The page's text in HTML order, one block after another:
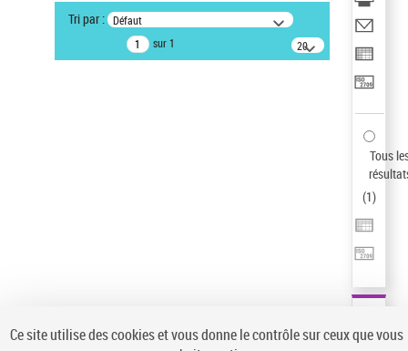
Type de notice d'autorité
Titre uniforme musical
Pays
Tri par : Défaut
sur 1
20
résultats/page
Tous
(1)
Ce site utilise des cookies et vous donne le contrôle sur ceux que vous